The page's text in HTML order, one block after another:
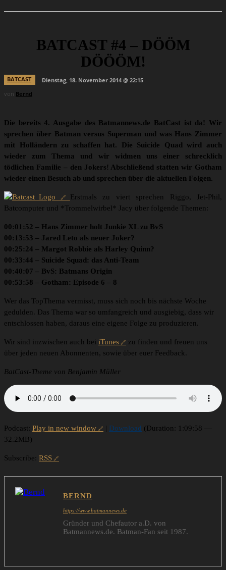
BATCAST #4 – DÖÖM
DÖÖÖM!
BATCAST
Dienstag, 18. November 2014 @ 22:15
von Bernd
Die bereits 4. Ausgabe des Batmannews.de BatCast ist da! Wir
sprechen über Batman versus Superman und was Hans Zimmer
mit Holländern zu schaffen hat. Die Suicide Quad wird auch
wieder zum Thema und wir widmen uns einer schrecklich
tödlichen Familie – den Jokers! Abschließend statten wir Gotham
wieder einen Besuch ab und sprechen über die aktuellen Folgen.
Erstmals zu viert sprechen Riggo, Jet-Phil,
Batcomputer und *Trommelwirbel* Jacy über folgende Themen:
00:01:52 – Hans Zimmer holt Junkie XL zu BvS
00:13:53 – Jared Leto als neuer Joker?
00:25:24 – Margot Robbie als Harley Quinn?
00:33:44 – Suicide Squad: das Anti-Team
00:40:07 – BvS: Batmans Origin
00:53:58 – Gotham: Episode 6 – 8
Wer das TopThema vermisst, muss sich noch bis nächste Woche
gedulden. Das Thema war so umfangreich und ausgiebig, dass wir
entschlossen haben, daraus eine eigene Folge zu produzieren.
Wir sind inzwischen auch bei iTunes
zu finden und freuen uns
über jeden neuen Abonnenten, sowie über euer Feedback.
BatCast-Theme von Benjamin Müller
Podcast: Play in new window | Download (Duration: 1:09:58 —
32.2MB)
Subscribe: RSS
BERND
https://www.batmannews.de
Gründer und Chefautor a.D. von
Batmannews.de. Batman-Fan seit 1987.